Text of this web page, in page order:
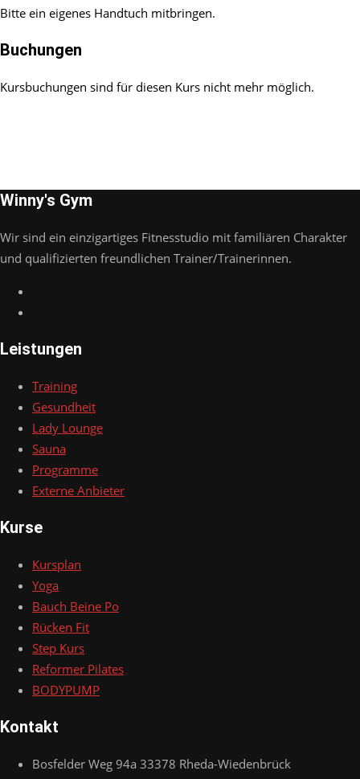
Bitte ein eigenes Handtuch mitbringen.
Buchungen
Kursbuchungen sind für diesen Kurs nicht mehr möglich.
Winny's Gym
Wir sind ein einzigartiges Fitnesstudio mit familiären Charakter
und qualifizierten freundlichen Trainer/Trainerinnen.
Leistungen
Training
Gesundheit
Lady Lounge
Sauna
Programme
Externe Anbieter
Kurse
Kursplan
Yoga
Bauch Beine Po
Rücken Fit
Step Kurs
Reformer Pilates
BODYPUMP
Kontakt
Bosfelder Weg 94a 33378 Rheda-Wiedenbrück